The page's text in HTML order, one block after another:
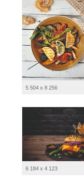
5 504 x 8 256
6 184 x 4 123